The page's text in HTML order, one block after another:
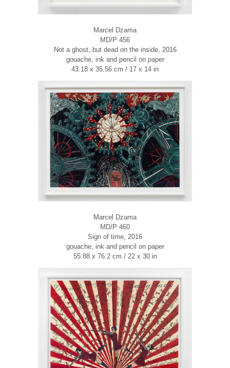
Marcel Dzama
MD/P 456
Not a ghost, but dead on the inside, 2016
gouache, ink and pencil on paper
43.18 x 35.56 cm / 17 x 14 in
Marcel Dzama
MD/P 460
Sign of time, 2016
gouache, ink and pencil on paper
55.88 x 76.2 cm / 22 x 30 in